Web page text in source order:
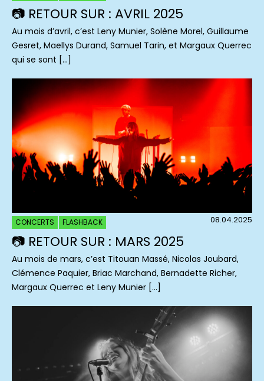
📷 RETOUR SUR : AVRIL 2025
Au mois d’avril, c’est Leny Munier, Solène Morel, Guillaume
Gesret, Maellys Durand, Samuel Tarin, et Margaux Querrec
qui se sont […]
CONCERTS FLASHBACK 08.04.2025
📷 RETOUR SUR : MARS 2025
Au mois de mars, c’est Titouan Massé, Nicolas Joubard,
Clémence Paquier, Briac Marchand, Bernadette Richer,
Margaux Querrec et Leny Munier […]